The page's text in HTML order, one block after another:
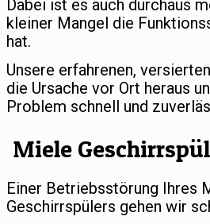
Dabei ist es auch durchaus
kleiner Mangel die
hat.
Unsere erfahrenen,
die Ursache vor Ort heraus
Problem schnell und
Miele
Einer Betriebsstörung Ihres
Geschirrspülers gehen wir